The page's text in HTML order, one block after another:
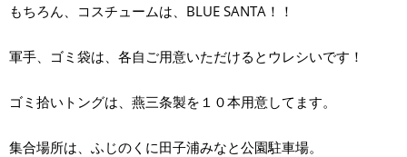
もちろん、コスチュームは、BLUE SANTA！！
軍手、ゴミ袋は、各自ご用意いただけるとウレシいです！
ゴミ拾いトングは、燕三条製を１０本用意してます。
集合場所は、ふじのくに田子浦みなと公園駐車場。